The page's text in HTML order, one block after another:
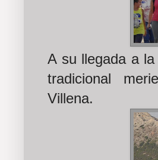
A su llegada a
tradicional
Villena.